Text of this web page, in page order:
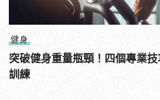
健身
突破健身重量瓶頸！四個專業
訓練